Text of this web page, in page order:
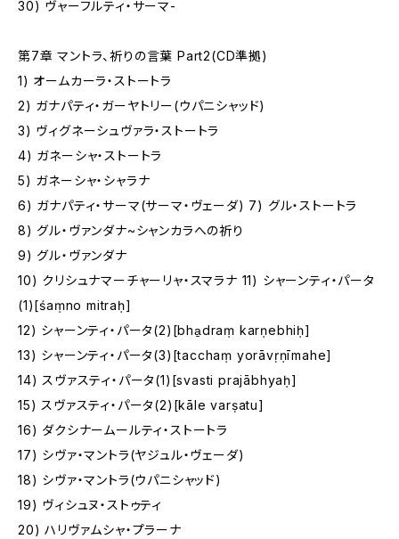
30) ヴャーフルティ・サーマ-
第7章 マントラ、祈りの言葉 Part2(CD準拠)
1) オームカーラ・ストートラ
2) ガナパティ・ガーヤトリー(ウパニシャッド)
3) ヴィグネーシュヴァラ・ストートラ
4) ガネーシャ・ストートラ
5) ガネーシャ・シャラナ
6) ガナパティ・サーマ(サーマ・ヴェーダ) 7) グル・ストートラ
8) グル・ヴァンダナ~シャンカラへの祈り
9) グル・ヴァンダナ
10) クリシュナマーチャーリャ・スマラナ 11) シャーンティ・パータ
(1)[śaṃno mitraḥ]
12) シャーンティ・パータ(2)[bha̱draṃ karṇebhiḥ]
13) シャーンティ・パータ(3)[tacchaṃ yorāvṛṇīmahe]
14) スヴァスティ・パータ(1)[svasti prajābhyaḥ]
15) スヴァスティ・パータ(2)[kāle varṣatu]
16) ダクシナームールティ・ストートラ
17) シヴァ・マントラ(ヤジュル・ヴェーダ)
18) シヴァ・マントラ(ウパニシャッド)
19) ヴィシュヌ・ストゥティ
20) ハリヴァムシャ・プラーナ